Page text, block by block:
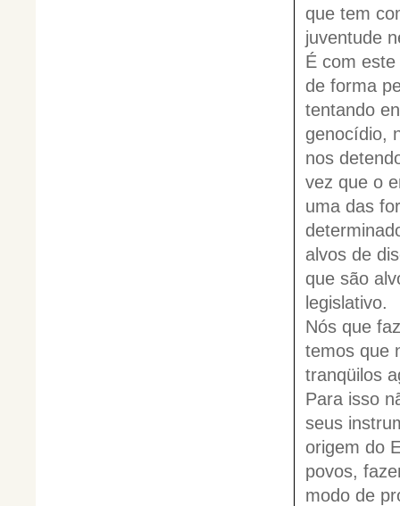
que tem
juventude
É com
de forma
tentando
genocídio,
nos
vez que o
uma das
alvos de
que são
legislativo.
Nós que
temos que
tranqüilos
Para isso
seus
origem do
povos,
modo de